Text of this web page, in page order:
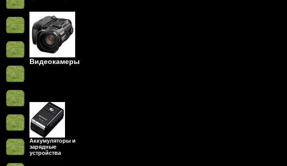
Видеокамеры
Аккумуляторы и
зарядные
устройства